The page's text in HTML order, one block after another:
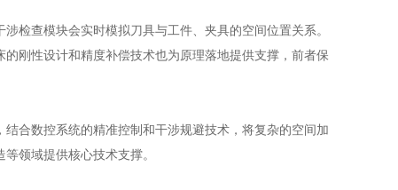
查模块会实时模拟刀具与工件、夹具的空间位置关系。
刚性设计和精度补偿技术也为原理落地提供支撑，前者保
合数控系统的精准控制和干涉规避技术，将复杂的空间加
领域提供核心技术支撑。